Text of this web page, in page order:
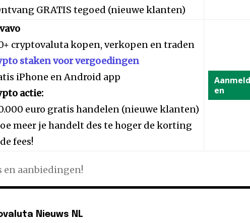
GRATIS tegoed (nieuwe klanten)
cryptovaluta kopen, verkopen en traden
staken voor vergoedingen
iPhone en Android app
actie:
euro gratis handelen (nieuwe klanten)
meer je handelt des te hoger de korting
fees!
en
en aanbiedingen!
Nieuws NL